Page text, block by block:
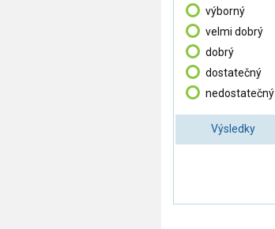
výborný
velmi dobrý
dobrý
dostatečný
nedostatečný
Výsledky